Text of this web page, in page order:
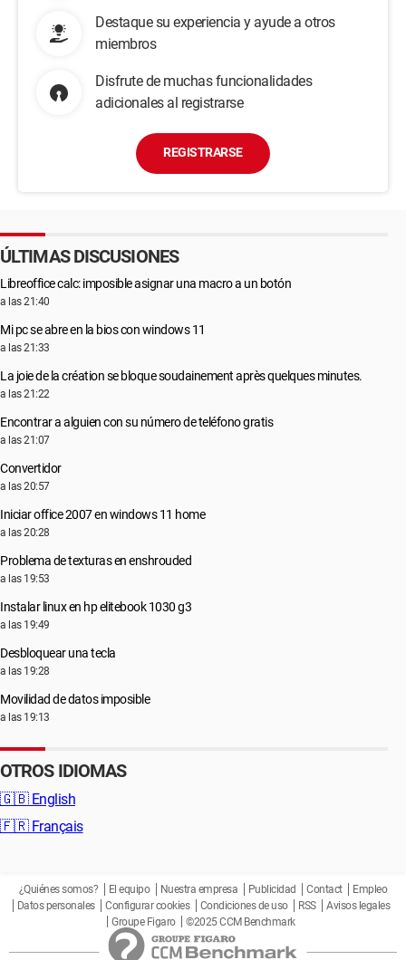
Destaque su experiencia y ayude a otros
miembros
Disfrute de muchas funcionalidades
adicionales al registrarse
REGISTRARSE
ÚLTIMAS DISCUSIONES
Libreoffice calc: imposible asignar una macro a un botón
a las 21:40
Mi pc se abre en la bios con windows 11
a las 21:33
La joie de la création se bloque soudainement après quelques minutes.
a las 21:22
Encontrar a alguien con su número de teléfono gratis
a las 21:07
Convertidor
a las 20:57
Iniciar office 2007 en windows 11 home
a las 20:28
Problema de texturas en enshrouded
a las 19:53
Instalar linux en hp elitebook 1030 g3
a las 19:49
Desbloquear una tecla
a las 19:28
Movilidad de datos imposible
a las 19:13
OTROS IDIOMAS
🇬🇧 English
🇫🇷 Français
¿Quiénes somos? El equipo Nuestra empresa Publicidad Contact
Empleo
Datos personales
Configurar cookies Condiciones de uso RSS
Avisos legales
Groupe Figaro
©2025 CCM Benchmark